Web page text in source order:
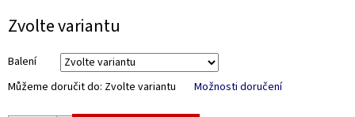
Zvolte variantu
Balení
Můžeme doručit do: Zvolte variantu Možnosti doručení